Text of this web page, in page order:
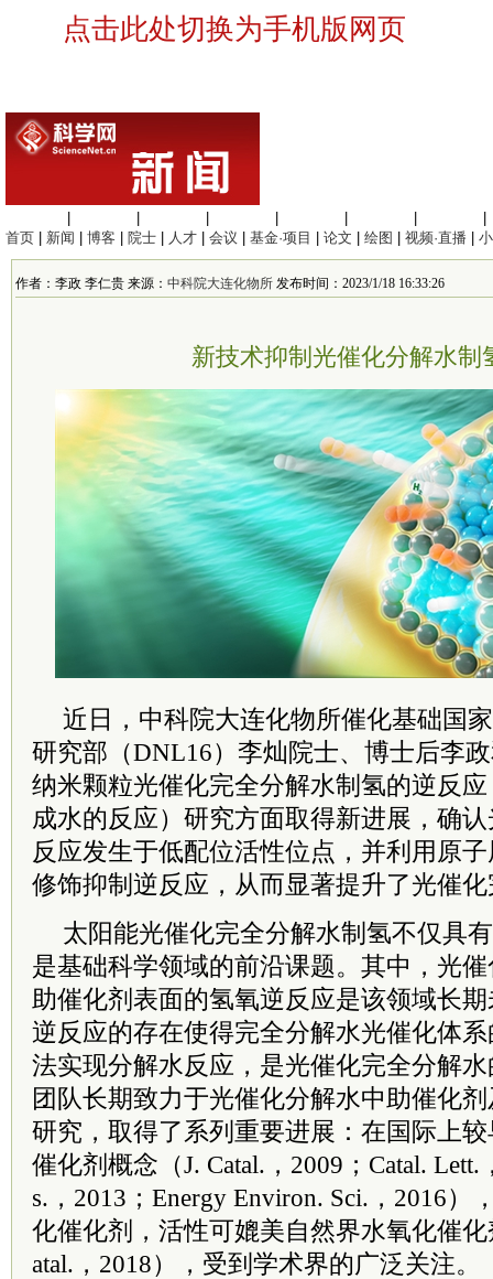
点击此处切换为手机版网页
首页
新闻 博客 院士 人才 会议 基金·项目 论文 绘图 视频·直播
作者：李政 李仁贵 来源： 中科院大连化物所 发布时间：2023/1/18 16:33:26
新技术抑制光催化分解水制
近日， 中科院大连化物所催化基础国
研究部（DNL16）李灿院士、博士后李
纳米颗粒光催化完全分解水制氢的逆反
成水的反应）研究方面取得新进展，确
反应发生于低配位活性位点，并利用原
修饰抑制逆反应，从而显著提升了光催
太阳能光催化完全分解水制氢不仅具
是基础科学领域的前沿课题。其中，光
助催化剂表面的氢氧逆反应是该领域长
逆反应的存在使得完全分解水光催化体
法实现分解水反应，是光催化完全分解
团队长期致力于光催化分解水中助催化
研究，取得了系列重要进展：在国际上
催化剂概念（J. Catal.，2009；Catal. Lett.
s.，2013；Energy Environ. Sci.，2016）
化催化剂，活性可媲美自然界水氧化催
atal.，2018），受到学术界的广泛关注。